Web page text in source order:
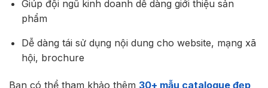
Giúp đội ngũ kinh doanh dễ dàng giới thiệu sản
phẩm
Dễ dàng tái sử dụng nội dung cho website, mạng xã
hội, brochure
Bạn có thể tham khảo thêm 30+ mẫu catalogue đẹp